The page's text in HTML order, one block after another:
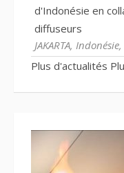
d'Indonésie en
diffuseurs
JAKARTA,
Plus d'actualités